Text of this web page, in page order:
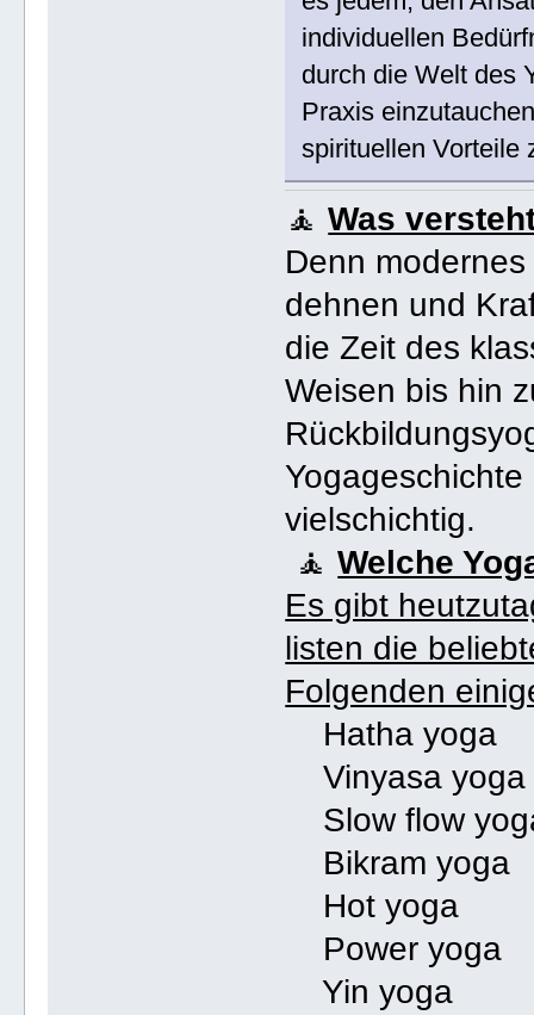
individuellen
durch die Welt des
Praxis
spirituellen Vorteile
🧘Was
Denn
dehnen und
die Zeit des
Weisen bis hin
vielschichtig.
🧘Welche
Es gibt
listen die
Folgenden
Hatha yoga
Vinyasa yoga
Slow flow
Bikram yoga
Hot yoga
Power yoga
Yin yoga